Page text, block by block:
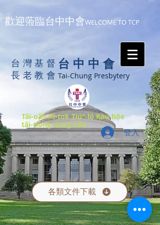
歡迎蒞臨台中中會WELCOME TO TCP
台灣基督
長老教會
台中中會
Tai-Chung Presbytery
Tâi-oân Ki-tok Tiúⁿ-ló Kàu-hōe
tâi-tiong tiong-hōe
登入
各類文件下載